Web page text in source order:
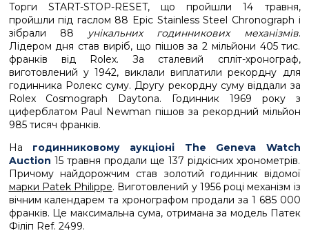
Торги START-STOP-RESET, що пройшли 14 травня,
пройшли під гаслом 88 Epic Stainless Steel Chronograph і
зібрали 88
унікальних годинникових механізмів.
Лідером дня став виріб, що пішов за 2 мільйони 405 тис.
франків від Rolex. За сталевий спліт-хронограф,
виготовлений у 1942, виклали виплатили рекордну для
годинника Ролекс суму. Другу рекордну суму віддали за
Rolex Cosmograph Daytona. Годинник 1969 року з
циферблатом Paul Newman пішов за рекордний мільйон
985 тисяч франків.
На годинниковому аукціоні The Geneva Watch
Auction 15 травня продали ще 137 рідкісних хронометрів.
Причому найдорожчим став золотий годинник відомої
марки Patek Philippe. Виготовлений у 1956 році механізм із
вічним календарем та хронографом продали за 1 685 000
франків. Це максимальна сума, отримана за модель Патек
Філіп Ref. 2499.